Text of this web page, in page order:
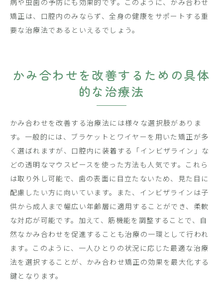
病や虫歯の予防にも効果的です。このように、かみ合わせ
矯正は、口腔内のみならず、全身の健康をサポートする重
要な治療法であるといえるでしょう。
かみ合わせを改善するための具体
的な治療法
かみ合わせを改善する治療法には様々な選択肢がありま
す。一般的には、ブラケットとワイヤーを用いた矯正が多
く選ばれますが、口腔内に装着する「インビザライン」な
どの透明なマウスピースを使った方法も人気です。これら
は取り外し可能で、歯の表面に目立たないため、見た目に
配慮したい方に向いています。また、インビザラインは子
供から成人まで幅広い年齢層に適用することができ、柔軟
な対応が可能です。加えて、筋機能を調整することで、自
然なかみ合わせを促進することも治療の一環として行われ
ます。このように、一人ひとりの状況に応じた最適な治療
法を選択することが、かみ合わせ矯正の効果を最大化する
鍵となります。